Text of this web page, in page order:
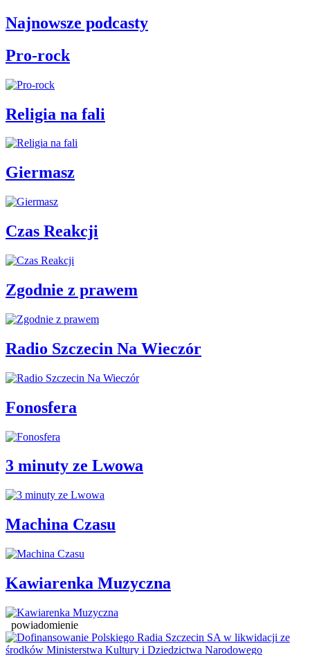
Najnowsze podcasty
Pro-rock
Religia na fali
Giermasz
Czas Reakcji
Zgodnie z prawem
Radio Szczecin Na Wieczór
Fonosfera
3 minuty ze Lwowa
Machina Czasu
Kawiarenka Muzyczna
powiadomienie